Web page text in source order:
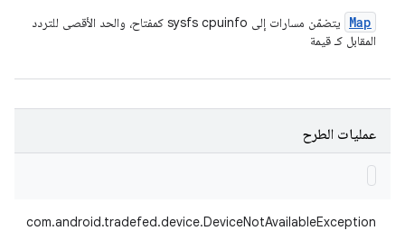
Map
يتضمّن مسارات إلى sysfs cpuinfo كمفتاح، والحد الأقصى للتردد
المقابل كـ قيمة
عمليات الطرح
com.android.tradefed.device.DeviceNotAvailableException